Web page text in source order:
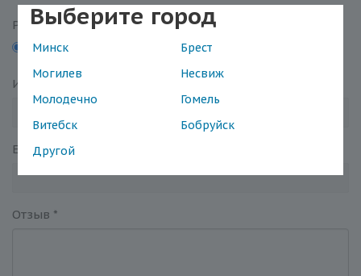
Выберите город
Минск
Брест
Могилев
Несвиж
Молодечно
Гомель
Витебск
Бобруйск
Другой
Рейтинг
4
Имя
Email*
Отзыв *